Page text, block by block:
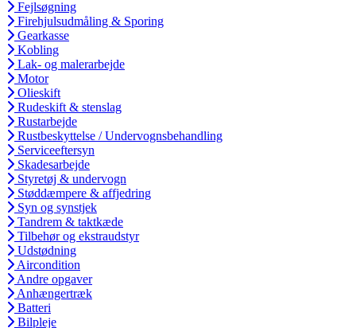
Fejlsøgning
Firehjulsudmåling & Sporing
Gearkasse
Kobling
Lak- og malerarbejde
Motor
Olieskift
Rudeskift & stenslag
Rustarbejde
Rustbeskyttelse / Undervognsbehandling
Serviceeftersyn
Skadesarbejde
Styretøj & undervogn
Støddæmpere & affjedring
Syn og synstjek
Tandrem & taktkæde
Tilbehør og ekstraudstyr
Udstødning
Aircondition
Andre opgaver
Anhængertræk
Batteri
Bilpleje